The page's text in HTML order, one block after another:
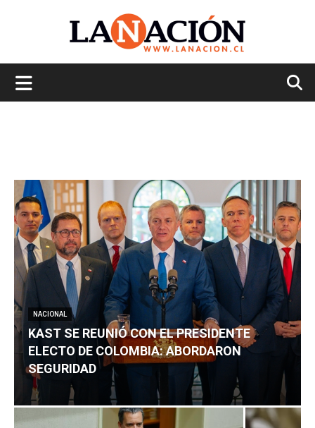
NACIONAL
KAST SE REUNIÓ CON EL PRESIDENTE
ELECTO DE COLOMBIA: ABORDARON
SEGURIDAD